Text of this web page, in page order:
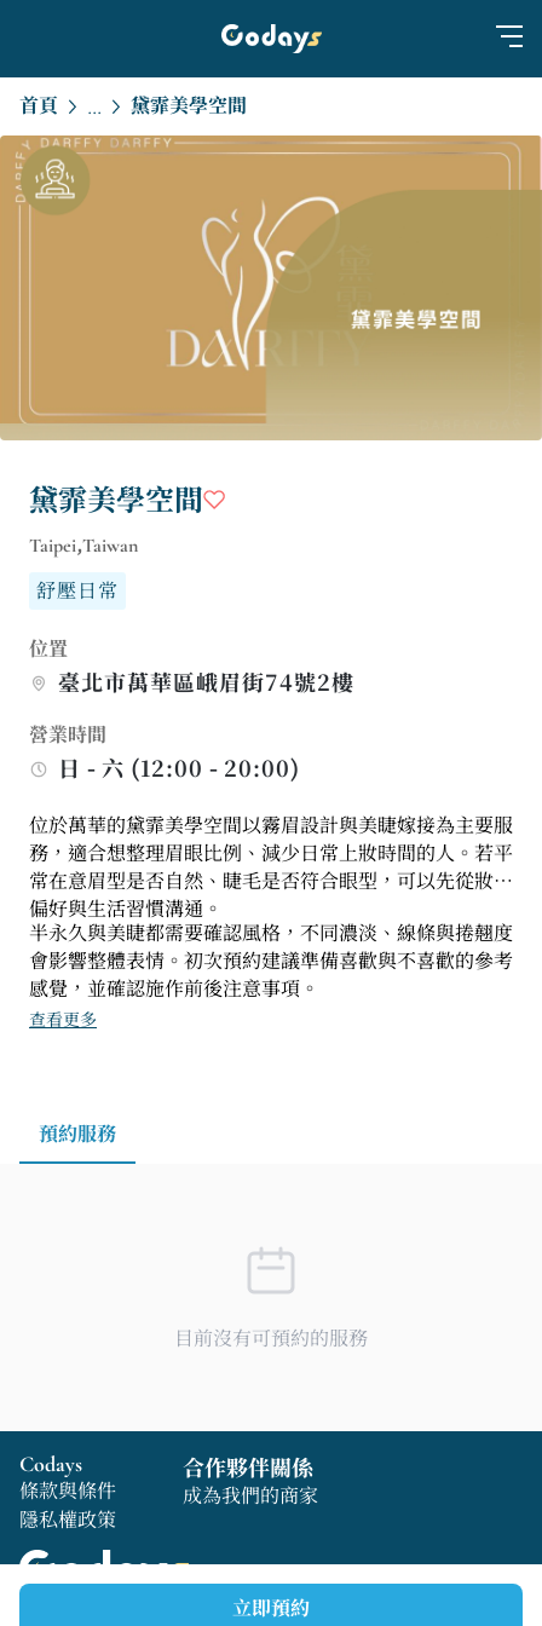
首頁 ... 黛霏美學空間
黛霏美學空間
Taipei,Taiwan
舒壓日常
位置
臺北市萬華區峨眉街74號2樓
營業時間
日 - 六 (12:00 - 20:00)
位於萬華的黛霏美學空間以霧眉設計與美睫嫁接為主要服
務，適合想整理眉眼比例、減少日常上妝時間的人。若平
常在意眉型是否自然、睫毛是否符合眼型，可以先從妝感
偏好與生活習慣溝通。
半永久與美睫都需要確認風格，不同濃淡、線條與捲翹度
會影響整體表情。初次預約建議準備喜歡與不喜歡的參考
感覺，並確認施作前後注意事項。
查看更多
預約服務
目前沒有可預約的服務
立即預約
Codays
條款與條件
隱私權政策
合作夥伴關係
成為我們的商家